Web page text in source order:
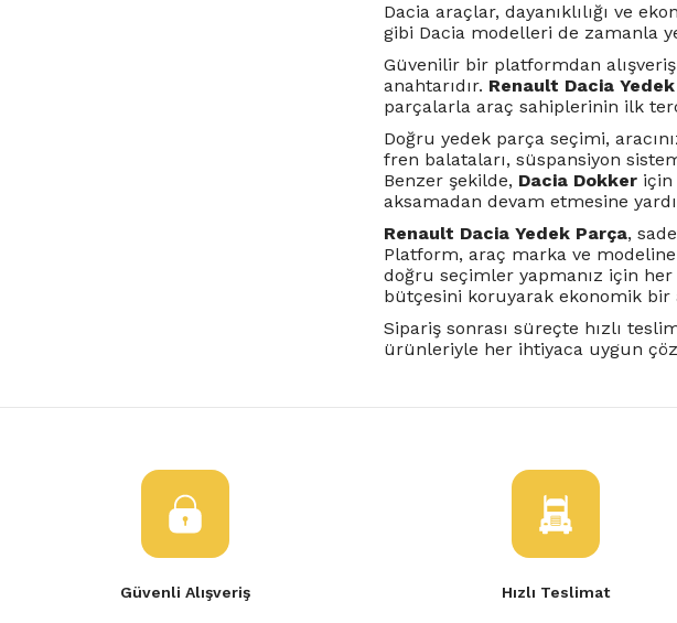
Dacia araçlar, dayanıklılığı ve
gibi Dacia modelleri de zamanla
Güvenilir bir platformdan
anahtarıdır. Renault Dacia
parçalarla araç sahiplerinin ilk
Doğru yedek parça seçimi,
fren balataları, süspansiyon
Benzer şekilde, Dacia Dokker için
aksamadan devam etmesine
Renault Dacia Yedek Parça,
Platform, araç marka ve
doğru seçimler yapmanız için her
bütçesini koruyarak ekonomik bir
Sipariş sonrası süreçte hızlı
ürünleriyle her ihtiyaca uygun
Güvenli Alışveriş Hızlı Teslimat